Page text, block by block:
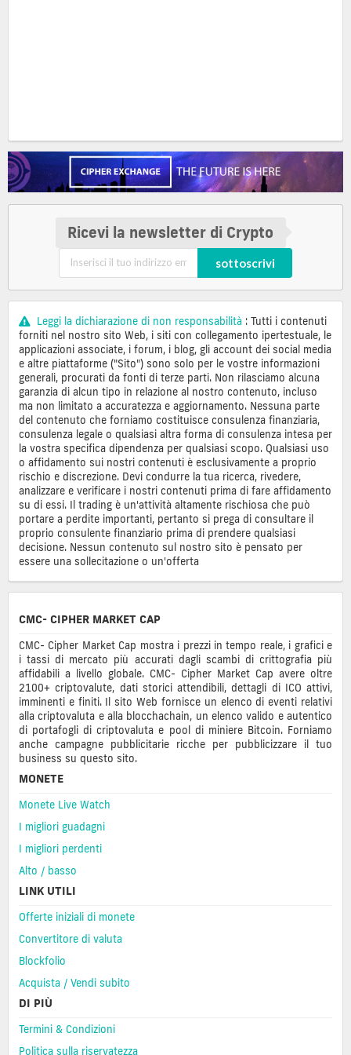
Ricevi la newsletter di Crypto
sottoscrivi
Leggi la dichiarazione di non responsabilità : Tutti i contenuti
forniti nel nostro sito Web, i siti con collegamento ipertestuale, le
applicazioni associate, i forum, i blog, gli account dei social media
e altre piattaforme ("Sito") sono solo per le vostre informazioni
generali, procurati da fonti di terze parti. Non rilasciamo alcuna
garanzia di alcun tipo in relazione al nostro contenuto, incluso
ma non limitato a accuratezza e aggiornamento. Nessuna parte
del contenuto che forniamo costituisce consulenza finanziaria,
consulenza legale o qualsiasi altra forma di consulenza intesa per
la vostra specifica dipendenza per qualsiasi scopo. Qualsiasi uso
o affidamento sui nostri contenuti è esclusivamente a proprio
rischio e discrezione. Devi condurre la tua ricerca, rivedere,
analizzare e verificare i nostri contenuti prima di fare affidamento
su di essi. Il trading è un'attività altamente rischiosa che può
portare a perdite importanti, pertanto si prega di consultare il
proprio consulente finanziario prima di prendere qualsiasi
decisione. Nessun contenuto sul nostro sito è pensato per
essere una sollecitazione o un'offerta
CMC- CIPHER MARKET CAP
CMC- Cipher Market Cap mostra i prezzi in tempo reale, i grafici e
i tassi di mercato più accurati dagli scambi di crittografia più
affidabili a livello globale. CMC- Cipher Market Cap avere oltre
2100+ criptovalute, dati storici attendibili, dettagli di ICO attivi,
imminenti e finiti. Il sito Web fornisce un elenco di eventi relativi
alla criptovaluta e alla blocchachain, un elenco valido e autentico
di portafogli di criptovaluta e pool di miniere Bitcoin. Forniamo
anche campagne pubblicitarie ricche per pubblicizzare il tuo
business su questo sito.
MONETE
Monete Live Watch
I migliori guadagni
I migliori perdenti
Alto / basso
LINK UTILI
Offerte iniziali di monete
Convertitore di valuta
Blockfolio
Acquista / Vendi subito
DI PIÙ
Termini & Condizioni
Politica sulla riservatezza